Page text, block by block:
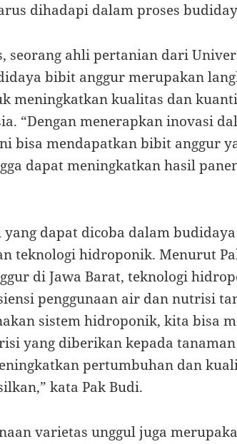
dihadapi dalam proses
seorang ahli pertanian dari
bibit anggur merupakan
meningkatkan kualitas dan
“Dengan menerapkan inovasi
bisa mendapatkan bibit anggur
dapat meningkatkan hasil
yang dapat dicoba dalam
teknologi hidroponik. Menurut
di Jawa Barat, teknologi
penggunaan air dan nutrisi
sistem hidroponik, kita bisa
yang diberikan kepada
pertumbuhan dan
kata Pak Budi.
varietas unggul juga